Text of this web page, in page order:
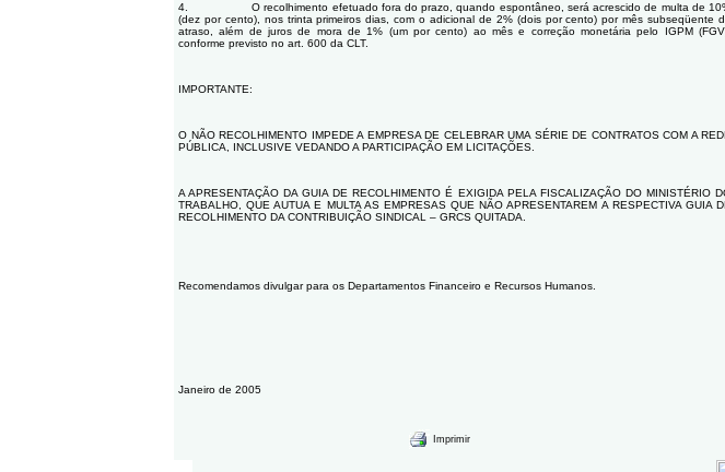
4. O recolhimento efetuado fora do prazo, quando espontâneo, será acrescido de multa de
(dez por cento), nos trinta primeiros dias, com o adicional de 2% (dois por cento) por mês subseqüente
atraso, além de juros de mora de 1% (um por cento) ao mês e correção monetária pelo IGPM
conforme previsto no art. 600 da CLT.
IMPORTANTE:
O NÃO RECOLHIMENTO IMPEDE A EMPRESA DE CELEBRAR UMA SÉRIE DE CONTRATOS COM A
PÚBLICA, INCLUSIVE VEDANDO A PARTICIPAÇÃO EM LICITAÇÕES.
A APRESENTAÇÃO DA GUIA DE RECOLHIMENTO É EXIGIDA PELA FISCALIZAÇÃO DO MINISTÉRIO
TRABALHO, QUE AUTUA E MULTA AS EMPRESAS QUE NÃO APRESENTAREM A RESPECTIVA GUIA
RECOLHIMENTO DA CONTRIBUIÇÃO SINDICAL – GRCS QUITADA.
Recomendamos divulgar para os Departamentos Financeiro e Recursos Humanos.
Janeiro de 2005
Imprimir